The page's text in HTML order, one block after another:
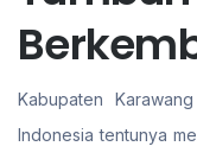
Kabupaten
Indonesia tentunya